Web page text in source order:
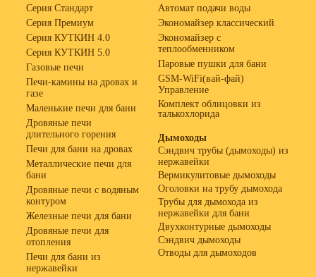
Серия Стандарт
Серия Премиум
Серия КУТКИН 4.0
Серия КУТКИН 5.0
Газовые печи
Печи-камины на дровах и
газе
Маленькие печи для бани
Дровяные печи
длительного горения
Печи для бани на дровах
Металлические печи для
бани
Дровяные печи с водяным
контуром
Железные печи для бани
Дровяные печи для
отопления
Печи для бани из
нержавейки
Автомат подачи воды
Экономайзер классический
Экономайзер с
теплообменником
Паровые пушки для бани
GSM-WiFi(вай-фай)
Управление
Комплект облицовки из
талькохлорида
Дымоходы
Сэндвич трубы (дымоходы) из
нержавейки
Вермикулитовые дымоходы
Оголовки на трубу дымохода
Трубы для дымохода из
нержавейки для бани
Двухконтурные дымоходы
Сэндвич дымоходы
Отводы для дымоходов